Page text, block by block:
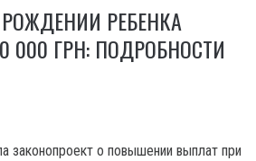
РЕБЕНКА
000 ГРН: ПОДРОБНОСТИ
законопроект о повышении выплат при